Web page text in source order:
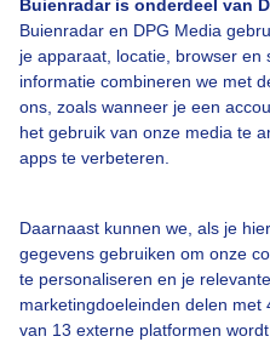
Buienradar is onderdeel van
Buienradar en DPG Media
je apparaat, locatie, browser
informatie combineren we met
ons, zoals wanneer je een
het gebruik van onze media te
apps te verbeteren.
Daarnaast kunnen we, als je
gegevens gebruiken om onze
te personaliseren en je
marketingdoeleinden delen
van 13 externe platformen
Lente Zon Wolken
Bekijk slideshow
Een